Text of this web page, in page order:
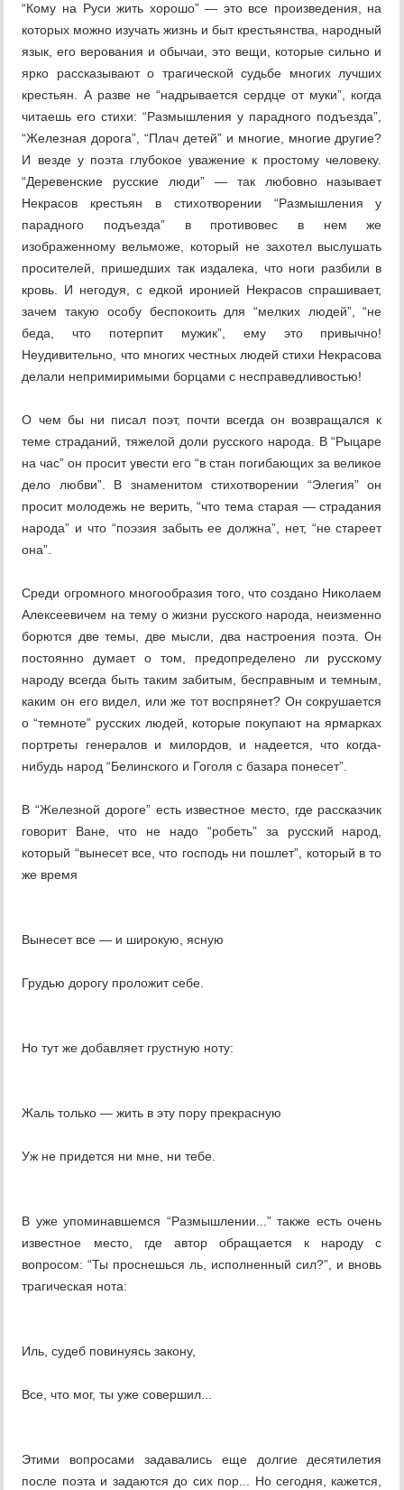
“Кому на Руси жить хорошо” — это все произведения, на
которых можно изучать жизнь и быт крестьянства, народный
язык, его верования и обычаи, это вещи, которые сильно и
ярко рассказывают о трагической судьбе многих лучших
крестьян. А разве не “надрывается сердце от муки”, когда
читаешь его стихи: “Размышления у парадного подъезда”,
“Железная дорога”, “Плач детей” и многие, многие другие?
И везде у поэта глубокое уважение к простому человеку.
“Деревенские русские люди” — так любовно называет
Некрасов крестьян в стихотворении “Размышления у
парадного подъезда” в противовес в нем же
изображенному вельможе, который не захотел выслушать
просителей, пришедших так издалека, что ноги разбили в
кровь. И негодуя, с едкой иронией Некрасов спрашивает,
зачем такую особу беспокоить для “мелких людей”, “не
беда, что потерпит мужик”, ему это привычно!
Неудивительно, что многих честных людей стихи Некрасова
делали непримиримыми борцами с несправедливостью!
О чем бы ни писал поэт, почти всегда он возвращался к
теме страданий, тяжелой доли русского народа. В “Рыцаре
на час” он просит увести его “в стан погибающих за великое
дело любви”. В знаменитом стихотворении “Элегия” он
просит молодежь не верить, “что тема старая — страдания
народа” и что “поэзия забыть ее должна”, нет, “не стареет
она”.
Среди огромного многообразия того, что создано Николаем
Алексеевичем на тему о жизни русского народа, неизменно
борются две темы, две мысли, два настроения поэта. Он
постоянно думает о том, предопределено ли русскому
народу всегда быть таким забитым, бесправным и темным,
каким он его видел, или же тот воспрянет? Он сокрушается
о “темноте” русских людей, которые покупают на ярмарках
портреты генералов и милордов, и надеется, что когда-
нибудь народ “Белинского и Гоголя с базара понесет”.
В “Железной дороге” есть известное место, где рассказчик
говорит Ване, что не надо “робеть” за русский народ,
который “вынесет все, что господь ни пошлет”, который в то
же время
Вынесет все — и широкую, ясную
Грудью дорогу проложит себе.
Но тут же добавляет грустную ноту:
Жаль только — жить в эту пору прекрасную
Уж не придется ни мне, ни тебе.
В уже упоминавшемся “Размышлении...” также есть очень
известное место, где автор обращается к народу с
вопросом: “Ты проснешься ль, исполненный сил?”, и вновь
трагическая нота:
Иль, судеб повинуясь закону,
Все, что мог, ты уже совершил...
Этими вопросами задавались еще долгие десятилетия
после поэта и задаются до сих пор... Но сегодня, кажется,